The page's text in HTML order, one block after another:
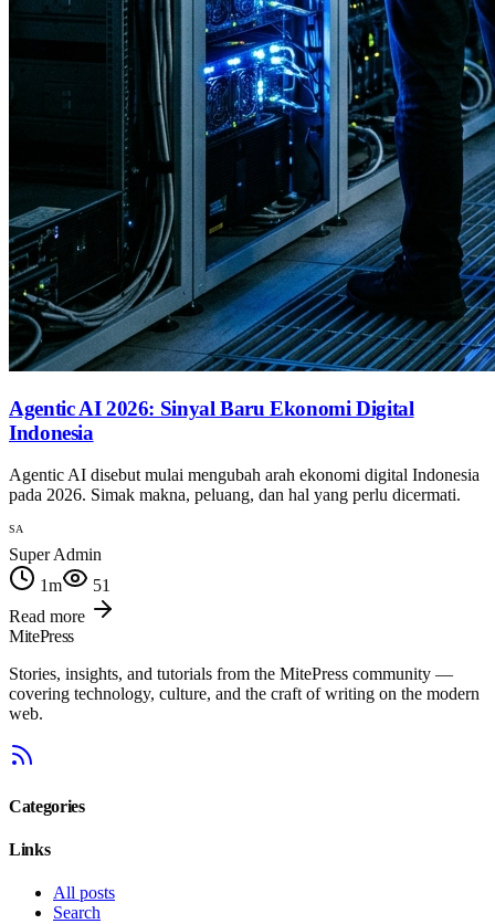
Agentic AI 2026: Sinyal Baru Ekonomi Digital
Indonesia
Agentic AI disebut mulai mengubah arah ekonomi digital Indonesia
pada 2026. Simak makna, peluang, dan hal yang perlu dicermati.
SA
Super Admin
1m
51
Read more
MitePress
Stories, insights, and tutorials from the MitePress community —
covering technology, culture, and the craft of writing on the modern
web.
Categories
Links
All posts
Search